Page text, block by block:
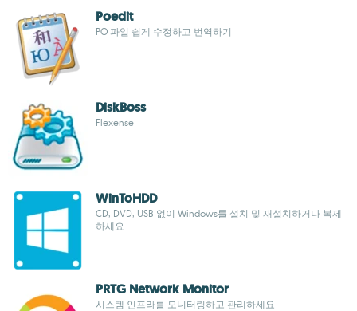
Poedit
PO 파일 쉽게 수정하고 번역하기
DiskBoss
Flexense
WinToHDD
CD, DVD, USB 없이 Windows를 설치 및 재설치하거나 복제
하세요
PRTG Network Monitor
시스템 인프라를 모니터링하고 관리하세요